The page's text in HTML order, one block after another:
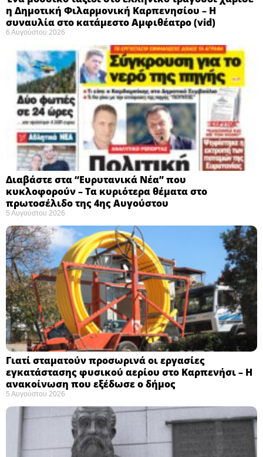
η Δημοτική Φιλαρμονική Καρπενησίου – Η
συναυλία στο κατάμεστο Αμφιθέατρο (vid)
6 Αυγούστου 2026
Διαβάστε στα “Ευρυτανικά Νέα” που
κυκλοφορούν – Τα κυριότερα θέματα στο
πρωτοσέλιδο της 4ης Αυγούστου
5 Αυγούστου 2026
Γιατί σταματούν προσωρινά οι εργασίες
εγκατάστασης φυσικού αερίου στο Καρπενήσι – Η
ανακοίνωση που εξέδωσε ο δήμος
5 Αυγούστου 2026